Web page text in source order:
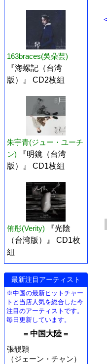
163braces(吳朵芸)
『海螺記（台湾
版）』 CD2枚組
朱宇青(ジュー・ユーチ
ン)
『明鏡（台湾
版）』 CD1枚組
侑彤(Verity)
『光陰
（台湾版）』 CD1枚
組
最新注目アーティスト
※中国の最新ヒットチャー
トと当店人気を総合した今
注目のアーティストです。
毎日更新しています。
= 中国大陸 =
張靚穎
（ジェーン・チャン）